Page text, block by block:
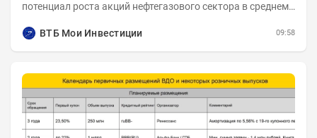
потенциал роста акций нефтегазового сектора в среднем
ВТБ Мои Инвестиции
09:58